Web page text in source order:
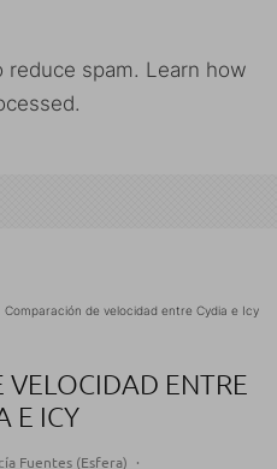
spam. Learn how
Comparación de velocidad entre Cydia e Icy
ENTRE
E ICY
Fuentes (Esfera) ·